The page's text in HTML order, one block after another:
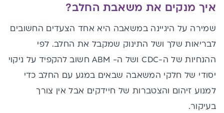
איך מנקים את משאבת החלב?
שמירה על היגיינה במשאבה היא אחד הצעדים החשובים
לבריאות שלך ושל התינוק שמקבל את החלב. לפי
ההנחיות של ה-CDC ושל ה- ABM חשוב להקפיד על ניקוי
יסודי של חלקי המשאבה שבאים במגע עם החלב כדי
למנוע זיהום והצטברות של חיידקים אבל אין צורך
בעיקור.